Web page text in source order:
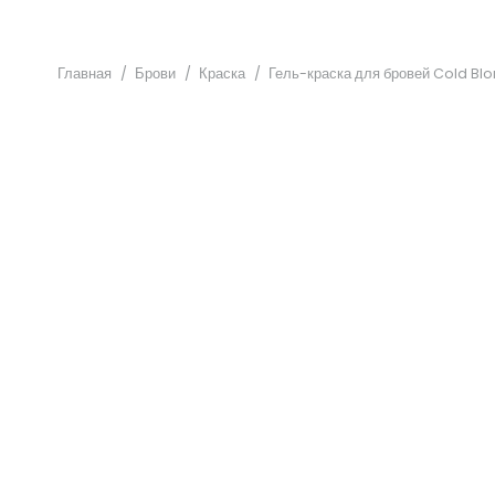
Главная / Брови / Краска / Гель-краска для бровей Cold